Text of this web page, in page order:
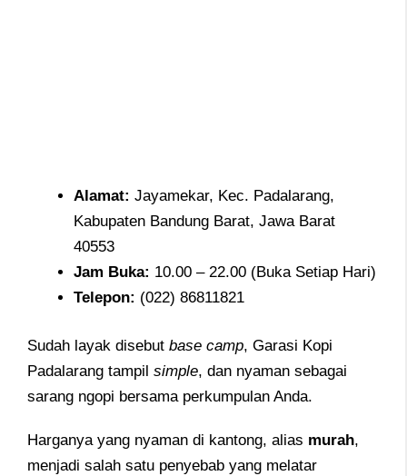
Alamat: Jayamekar, Kec. Padalarang,
Kabupaten Bandung Barat, Jawa Barat
40553
Jam Buka: 10.00 – 22.00 (Buka Setiap Hari)
Telepon: (022) 86811821
Sudah layak disebut base camp, Garasi Kopi
Padalarang tampil simple, dan nyaman sebagai
sarang ngopi bersama perkumpulan Anda.
Harganya yang nyaman di kantong, alias murah,
menjadi salah satu penyebab yang melatar